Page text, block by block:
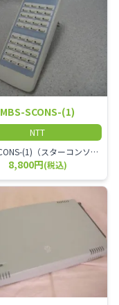
MBS-SCONS-(1)
NTT
MBS-SCONS-(1)（スターコンソール）
8,800円(税込)